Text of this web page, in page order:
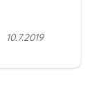
10.7.2019